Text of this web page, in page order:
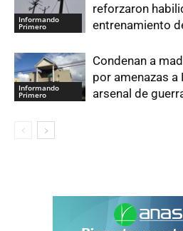
Informando
Primero
reforzaron
entrenamiento
Informando
Primero
Condenan a
por amenazas a
arsenal de